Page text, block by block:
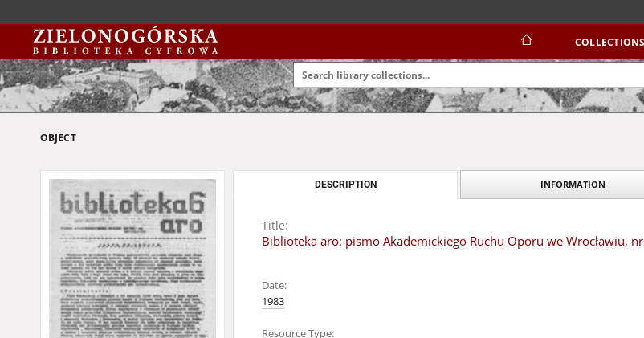
COLLECTIONS
OBJECT
DESCRIPTION INFORMATION
Title:
Biblioteka aro: pismo Akademickiego Ruchu Oporu we Wrocławiu,
Date:
1983
Resource Type: